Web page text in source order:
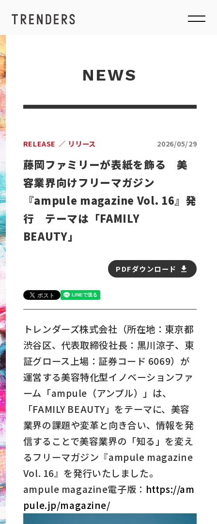
NEWS
RELEASE リリース 2026/05/29
藤岡ファミリーが表紙を飾る 美
容業界向けフリーマガジン
『ampule magazine Vol. 16』発
行 テーマは「FAMILY
BEAUTY」
PDFダウンロード
トレンダーズ株式会社（所在地：東京都
渋谷区、代表取締役社長：黒川涼子、東
証グロース上場：証券コード 6069）が
運営する美容特化型イノベーションファ
ーム「ampule（アンプル）」は、
「FAMILY BEAUTY」をテーマに、美容
業界の課題や変革と向き合い、情報を発
信することで美容業界の「知る」を変え
るフリーマガジン『ampule magazine
Vol. 16』を発行いたしました。
ampule magazine電子版： https://am
pule.jp/magazine/